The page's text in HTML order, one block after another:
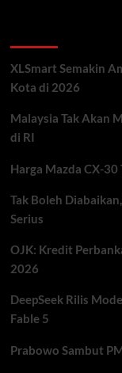
Alergi
Setiap
Susu
Salah
Pemicu
XLSmart Semakin
Kota di 2026
Malaysia Tak Akan
di RI
Harga Mazda CX-
Tak Boleh
Serius
OJK: Kredit
2026
DeepSeek Rilis
Fable 5
Prabowo Sambut